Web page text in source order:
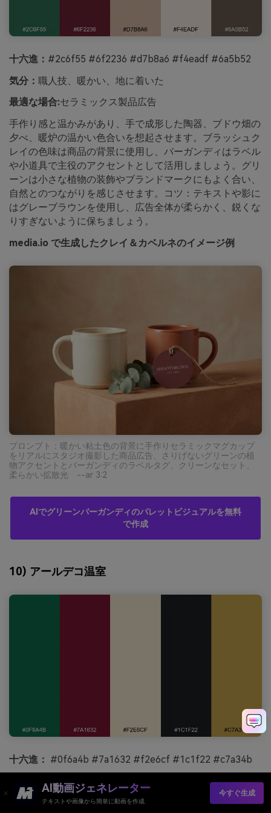
十六進： #2c6f55 #6f2236 #d7b8a6 #f4eadf #6a5b52
気分： 職人技、暖かい、地に着いた
最適な場合:セラミックス製品広告
手作り感と温かみがあり、手で成形した陶器、ブドウ畑の
夕べ、暖炉の温かい色合いを想起させます。ブラッシュク
レイの色味は商品の背景に使用し、バーガンディはラベル
や小道具で主役のアクセントとして活用しましょう。グリ
ーンは小さな植物の装飾やブランドマークにもよく合い、
自然とのつながりを感じさせます。コツ：テキストや影に
はグレーブラウンを使用し、広告全体が柔らかく、鋭くな
りすぎないように保ちましょう。
media.io で生成したクレイ＆カベルネのイメージ例
プロンプト：暖かい粘土色の背景に手作りセラミックマグカップ
をリアルにスタジオ撮影した商品広告、さりげないグリーンの植
物アクセントとバーガンディのラベルタグ、クリーンなセット、
柔らかい拡散光 --ar 3:2
AIでグリーンバーガンディのパレットビジュアルを無料
で作成
10) アールデコ温室
十六進： #0f6a4b #7a1632 #f2e6cf #1c1f22 #c7a34b
グラマラス、構造的、大胆
最適な場合: ブランドアイデンティティシステム
AI動画ジェネレーター
テキストや画像から簡単に動画を作成
今すぐ生成